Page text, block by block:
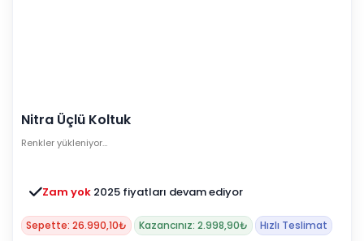
Nitra Üçlü Koltuk
Renkler yükleniyor…
Zam yok 2025 fiyatları devam ediyor
Sepette: 26.990,10₺ Kazancınız: 2.998,90₺ Hızlı Teslimat